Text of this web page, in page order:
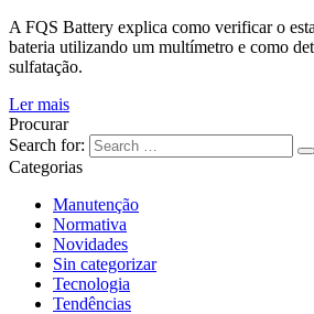
A FQS Battery explica como verificar o
bateria utilizando um multímetro e como
sulfatação.
Ler mais
Procurar
Search for:
Categorias
Manutenção
Normativa
Novidades
Sin categorizar
Tecnologia
Tendências